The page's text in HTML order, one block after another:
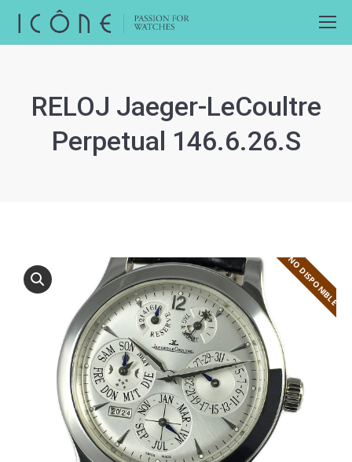
RELOJ Jaeger-LeCoultre
Perpetual 146.6.26.S
NO DISPONIBLE